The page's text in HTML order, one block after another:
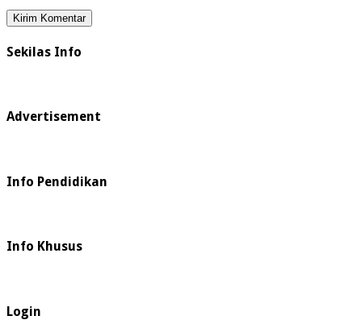
Sekilas Info
Advertisement
Info Pendidikan
Info Khusus
Login